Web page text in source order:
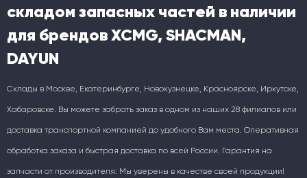
складом запасных частей в наличии
для брендов XCMG, SHACMAN,
DAYUN
Склады в Москве, Екатеринбурге, Новокузнецке, Красноярске, Иркутске,
Хабаровске. Вы можете забрать заказ в одном из наших 28 филиалов или
доставка транспортной компанией до удобного Вам места. Оперативная
обработка заказа и быстрая доставка по всей России. Гарантия на
запчасти от производителя: Мы уверены в качестве своей продукции!